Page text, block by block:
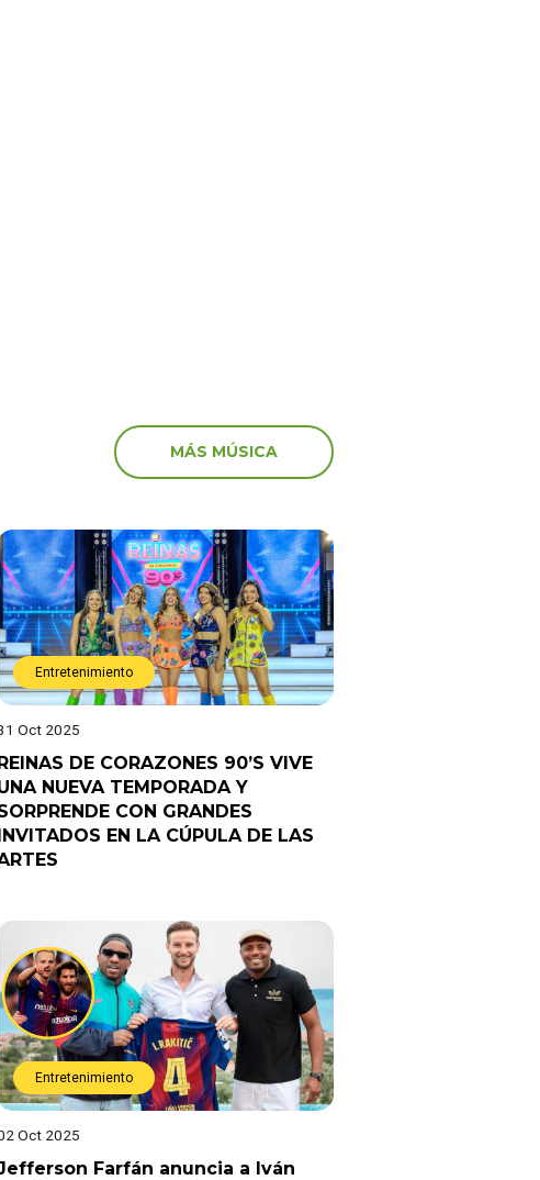
MÁS MÚSICA
Entretenimiento
Oct 2025
REINAS DE CORAZONES 90’S VIVE
NUEVA TEMPORADA Y
CON GRANDES
INVITADOS EN LA CÚPULA DE LAS
Entretenimiento
Oct 2025
Farfán anuncia a Iván